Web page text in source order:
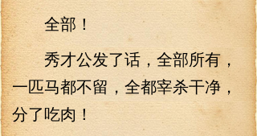
全部！
秀才公发了话，全部所有，
一匹马都不留，全都宰杀干净，
分了吃肉！